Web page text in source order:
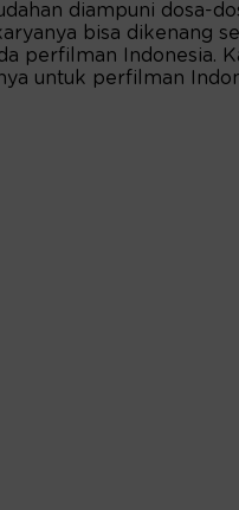
diampuni dosa-
bisa dikenang
perfilman Indonesia.
untuk perfilman